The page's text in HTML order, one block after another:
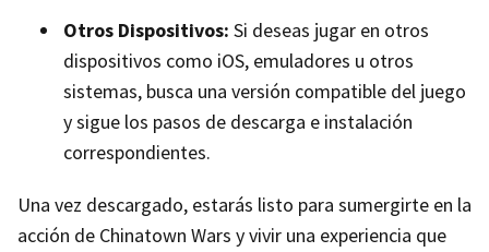
Otros Dispositivos: Si deseas jugar en otros
dispositivos como iOS, emuladores u otros
sistemas, busca una versión compatible del juego
y sigue los pasos de descarga e instalación
correspondientes.
Una vez descargado, estarás listo para sumergirte en la
acción de Chinatown Wars y vivir una experiencia que